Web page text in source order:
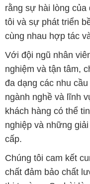
rằng sự hài lòng của
tôi và sự phát triển
cùng nhau hợp tác
Với đội ngũ nhân
nghiệm và tận tâm,
đa dạng các nhu
ngành nghề và lĩnh
khách hàng có thể
nghiệp và những
cấp.
Chúng tôi cam kết
chất đảm bảo chất